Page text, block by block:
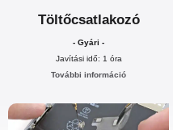
Töltőcsatlakozó
- Gyári -
Javítási idő: 1 óra
További információ